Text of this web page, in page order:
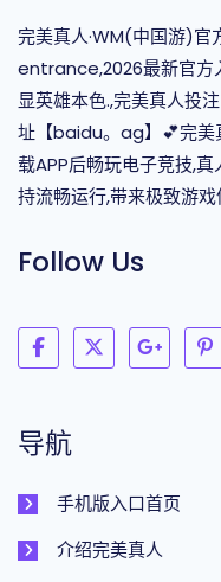
完美真人·WM(中国游)
entrance,2026最新官方
显英雄本色.,完美真人投
址【baidu。ag】💕完美
载APP后畅玩电子竞技,
持流畅运行,带来极致游戏
Follow Us
导航
手机版入口首页
介绍完美真人